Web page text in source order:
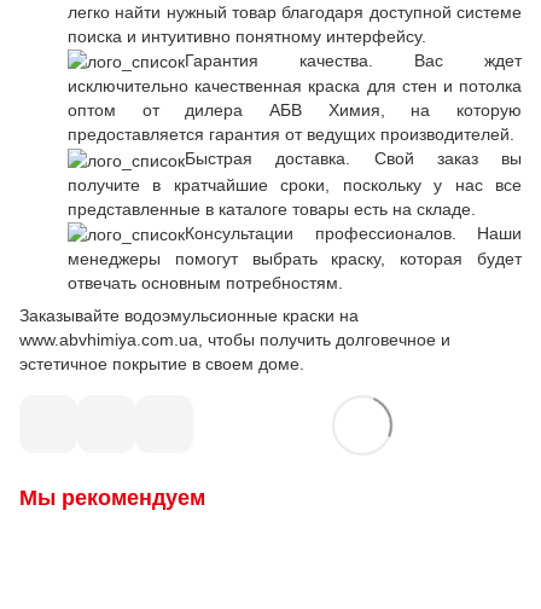
легко найти нужный товар благодаря доступной системе
поиска и интуитивно понятному интерфейсу.
Гарантия качества. Вас ждет
исключительно качественная краска для стен и потолка
оптом от дилера АБВ Химия, на которую
предоставляется гарантия от ведущих производителей.
Быстрая доставка. Свой заказ вы
получите в кратчайшие сроки, поскольку у нас все
представленные в каталоге товары есть на складе.
Консультации профессионалов. Наши
менеджеры помогут выбрать краску, которая будет
отвечать основным потребностям.
Заказывайте водоэмульсионные краски на
www.abvhimiya.com.ua, чтобы получить долговечное и
эстетичное покрытие в своем доме.
Мы рекомендуем